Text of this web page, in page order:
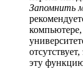
Запомнить
эту